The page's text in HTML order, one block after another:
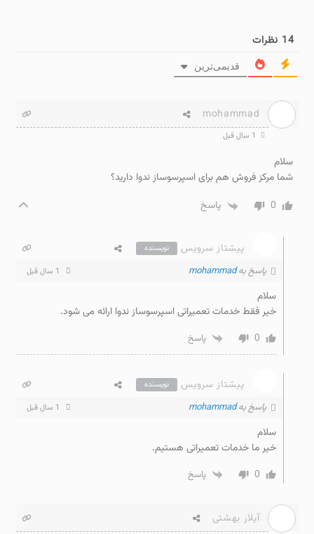
14 نظرات
قدیمی‌ترین
mohammad
سلام
شما مرکز فروش هم برای اسپرسوساز ندوا دارید؟
0
پاسخ
پیشتاز سرویس نویسنده
پاسخ بهmohammad
سلام
خیر فقط خدمات تعمیراتی اسپرسوساز ندوا ارائه می شود.
0
پاسخ
پیشتاز سرویس نویسنده
پاسخ بهmohammad
سلام
خیر ما خدمات تعمیراتی هستیم.
0
پاسخ
آیلار بهشتی